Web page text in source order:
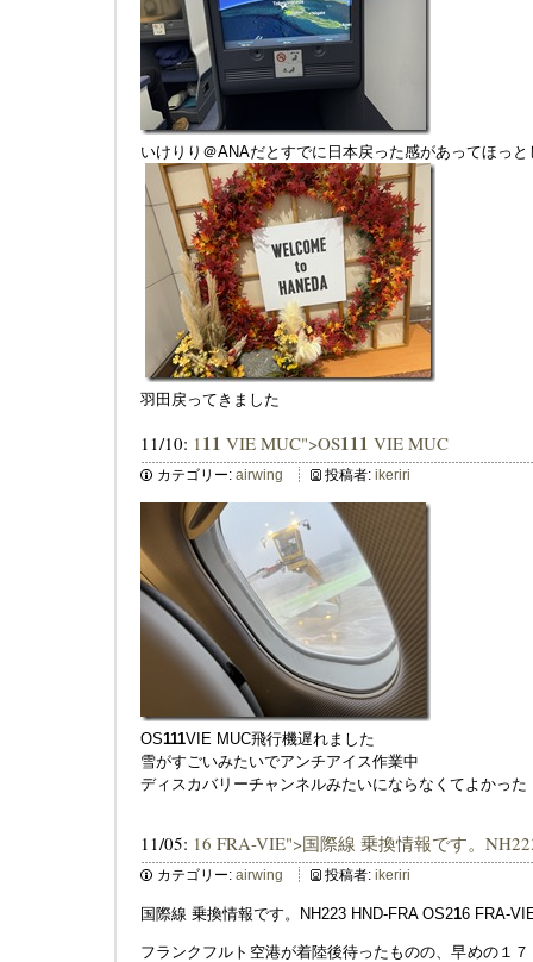
いけりり＠ANAだとすでに日本戻った感があってほっと
羽田戻ってきました
11/10: 111 VIE MUC">OS111 VIE MUC
カテゴリー: airwing 投稿者: ikeriri
OS111VIE MUC飛行機遅れました
雪がすごいみたいでアンチアイス作業中
ディスカバリーチャンネルみたいにならなくてよかった
11/05: 16 FRA-VIE">国際線 乗換情報です。
カテゴリー: airwing 投稿者: ikeriri
国際線 乗換情報です。NH223 HND-FRA OS216 FRA-
フランクフルト空港が着陸後待ったものの、早めの１